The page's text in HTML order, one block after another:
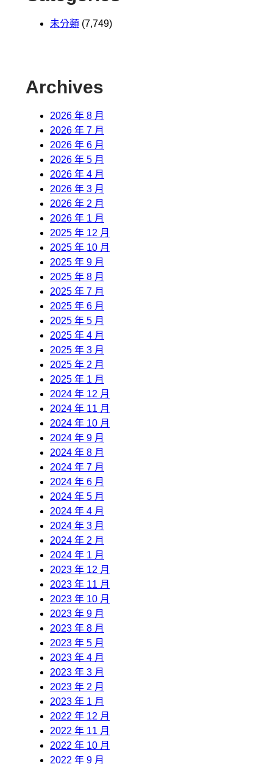
未分類 (7,749)
Archives
2026 年 8 月
2026 年 7 月
2026 年 6 月
2026 年 5 月
2026 年 4 月
2026 年 3 月
2026 年 2 月
2026 年 1 月
2025 年 12 月
2025 年 10 月
2025 年 9 月
2025 年 8 月
2025 年 7 月
2025 年 6 月
2025 年 5 月
2025 年 4 月
2025 年 3 月
2025 年 2 月
2025 年 1 月
2024 年 12 月
2024 年 11 月
2024 年 10 月
2024 年 9 月
2024 年 8 月
2024 年 7 月
2024 年 6 月
2024 年 5 月
2024 年 4 月
2024 年 3 月
2024 年 2 月
2024 年 1 月
2023 年 12 月
2023 年 11 月
2023 年 10 月
2023 年 9 月
2023 年 8 月
2023 年 5 月
2023 年 4 月
2023 年 3 月
2023 年 2 月
2023 年 1 月
2022 年 12 月
2022 年 11 月
2022 年 10 月
2022 年 9 月